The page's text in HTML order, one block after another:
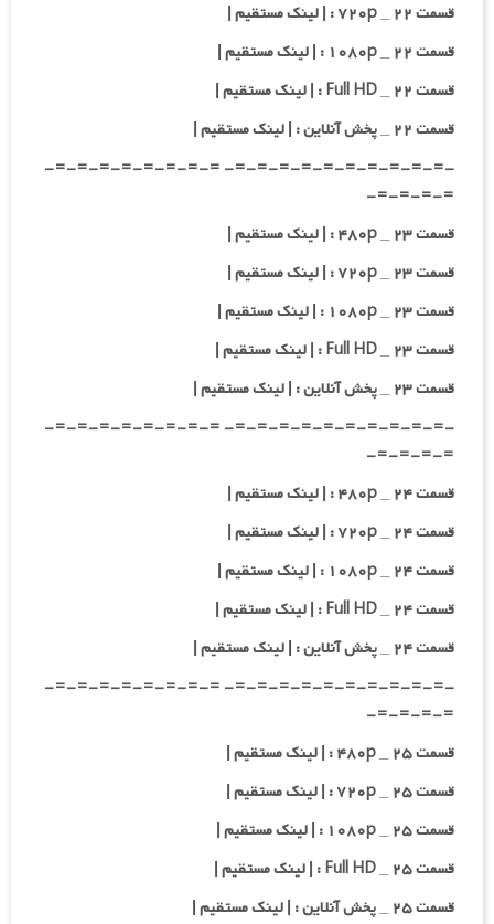
قسمت ۲۲ _ ۷۲۰p : | لینک مستقیم |
قسمت ۲۲ _ ۱۰۸۰p : | لینک مستقیم |
قسمت ۲۲ _ Full HD : | لینک مستقیم |
قسمت ۲۲ _ پخش آنلاین : | لینک مستقیم |
-=-=-=-=-=-=-=-=-=-=- =-=-=-=-=-=-=-=-
=-=-=-=-
قسمت ۲۳ _ ۴۸۰p : | لینک مستقیم |
قسمت ۲۳ _ ۷۲۰p : | لینک مستقیم |
قسمت ۲۳ _ ۱۰۸۰p : | لینک مستقیم |
قسمت ۲۳ _ Full HD : | لینک مستقیم |
قسمت ۲۳ _ پخش آنلاین : | لینک مستقیم |
-=-=-=-=-=-=-=-=-=-=- =-=-=-=-=-=-=-=-
=-=-=-=-
قسمت ۲۴ _ ۴۸۰p : | لینک مستقیم |
قسمت ۲۴ _ ۷۲۰p : | لینک مستقیم |
قسمت ۲۴ _ ۱۰۸۰p : | لینک مستقیم |
قسمت ۲۴ _ Full HD : | لینک مستقیم |
قسمت ۲۴ _ پخش آنلاین : | لینک مستقیم |
-=-=-=-=-=-=-=-=-=-=- =-=-=-=-=-=-=-=-
=-=-=-=-
قسمت ۲۵ _ ۴۸۰p : | لینک مستقیم |
قسمت ۲۵ _ ۷۲۰p : | لینک مستقیم |
قسمت ۲۵ _ ۱۰۸۰p : | لینک مستقیم |
قسمت ۲۵ _ Full HD : | لینک مستقیم |
قسمت ۲۵ _ پخش آنلاین : | لینک مستقیم |